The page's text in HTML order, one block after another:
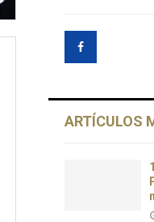
ARTÍCULOS